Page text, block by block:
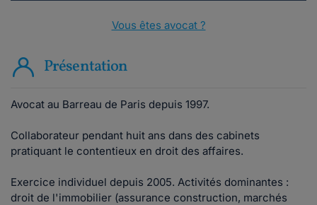
Vous êtes avocat ?
Présentation
Avocat au Barreau de Paris depuis 1997.
Collaborateur pendant huit ans dans des cabinets
pratiquant le contentieux en droit des affaires.
Exercice individuel depuis 2005. Activités dominantes :
droit de l'immobilier (assurance construction, marchés